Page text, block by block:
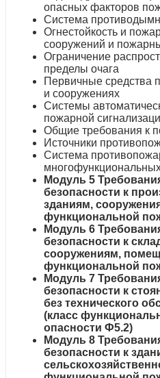
опасных факторов
Система
Огнестойкость и
сооружений и
Ограничение
пределы очага
Первичные средства
и сооружениях
Системы
пожарной
Общие требования к
Источники
Система
Модуль 5
безопасности к
зданиям,
функциональной
Модуль 6
безопасности к
сооружениям,
функциональной
Модуль 7
безопасности к
без технического
(класс
опасности Ф5.2)
Модуль 8
безопасности к